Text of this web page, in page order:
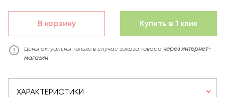
В корзину Купить в 1 клик
Цены актуальны только в случае заказа товара через интернет-
магазин
ХАРАКТЕРИСТИКИ